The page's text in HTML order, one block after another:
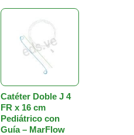
Catéter Doble J 4
FR x 16 cm
Pediátrico con
Guía – MarFlow